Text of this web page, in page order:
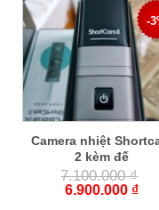
-
Camera nhiệt
2 kèm đế
7.100.000₫
6.900.000 ₫